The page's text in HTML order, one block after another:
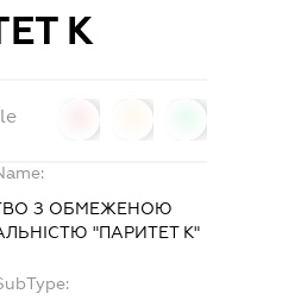
К
З ОБМЕЖЕНОЮ
"ПАРИТЕТ К"